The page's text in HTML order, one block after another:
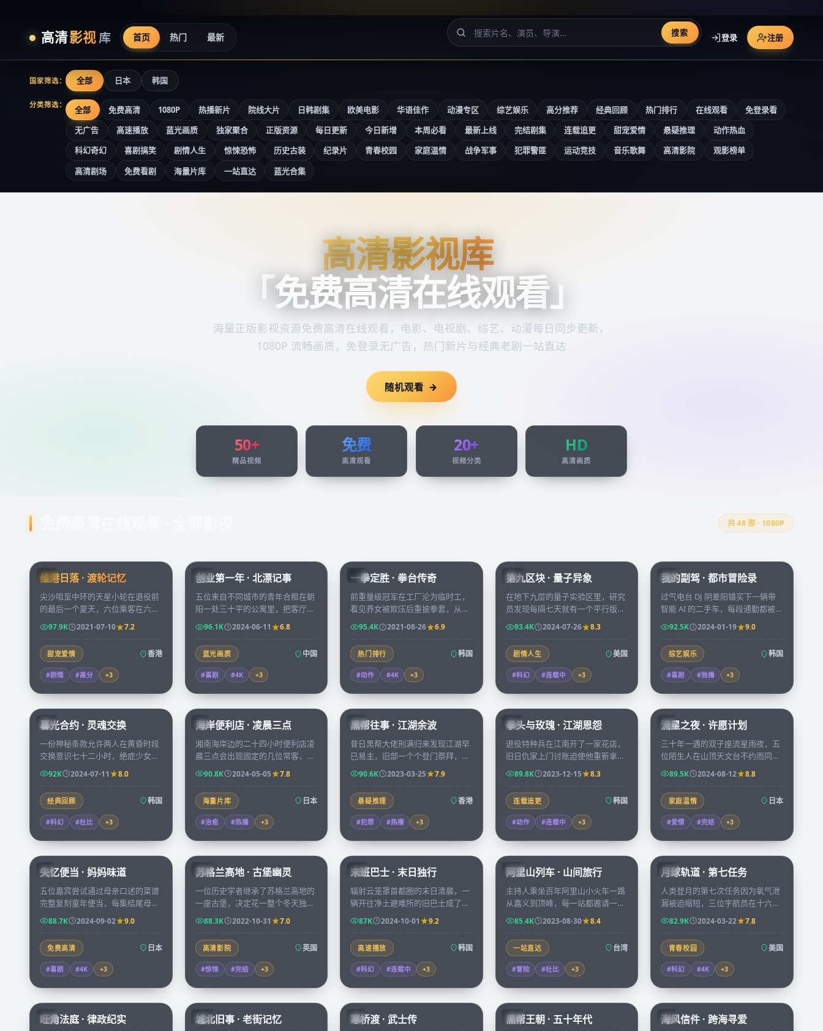
高清影视 库 首页 热门 最新 搜索 登录 注册
国家筛选： 全部 日本 韩国
分类筛选： 全部 免费高清 1080P 热播新片 院线大片 日韩剧集 欧美电影 华语佳作 动漫专区 综艺娱乐 高分推荐 经典回顾 热门排行 在线观看
免登录看
无广告
高速播放 蓝光画质 独家聚合 正版资源 每日更新 今日新增 本周必看 最新上线 完结剧集 连载追更 甜宠爱情 悬疑推理
动作热血
科幻奇幻
喜剧搞笑 剧情人生 惊悚恐怖 历史古装 纪录片 青春校园 家庭温情 战争军事 犯罪警匪 运动竞技 音乐歌舞 高清影院
观影榜单
高清剧场
免费看剧 海量片库 一站直达 蓝光合集
高清影视库
「免费高清在线观看」
海量正版影视资源免费高清在线观看，电影、电视剧、综艺、动漫每日同步更新，
1080P 流畅画质，免登录无广告，热门新片与经典老剧一站直达
随机观看
50+
精品视频
免费
高清观看
20+
视频分类
HD
高清画质
共48部 · 1080P
HK
维港日落 · 渡轮记忆
尖沙咀至中环的天星小轮在退役前
的最后一个夏天，六位乘客在六段
日落里说出彼此守了几十年的秘
密，渡轮也写完了它的告别诗。
97.9K 2021-07-10 7.2
甜宠爱情 香港
#剧情 #高分 +3
CN
创业第一年 · 北漂记事
五位来自不同城市的青年合租在朝
阳一处三十平的公寓里，把客厅当
成办公室，把厨房当成会议室，记
录创业第一年的每一次崩溃与重
启。
96.1K 2024-06-11 6.8
蓝光画质 中国
#喜剧 #4K +3
KR
一拳定胜 · 拳台传奇
前重量级冠军在工厂沦为临时工，
看见养女被欺压后重披拳套，从地
下擂台一路打回亚锦赛擂主，每一
拳都是为家人讨回的尊严。
95.4K 2021-08-26 6.9
热门排行 韩国
#动作 #4K +3
CN
第九区块 · 量子异象
在地下九层的量子实验区里，研究
员发现每隔七天就有一个平行版本
的自己出现在镜中，七个版本即将
相遇时，主时间线开始崩塌。
93.4K 2024-07-26 8.3
剧情人生 美国
#科幻 #连载中 +3
KR
我的副驾 · 都市冒险录
过气电台 DJ 阴差阳错买下一辆带
智能 AI 的二手车，每段通勤都被
AI 「指点人生」搅得鸡飞狗跳，最
后却也找回久违的勇气与心动。
92.5K 2024-01-19 9.0
综艺娱乐 韩国
#喜剧 #独播 +3
KR
99:50
暮光合约 · 灵魂交换
一份神秘条款允许两人在黄昏时段
交换意识七十二小时，绝症少女与
亡命赌徒签下契约，谁也没想到那
是一桩跨越生死的精密阴谋。
92K 2024-07-11 8.0
经典回顾 韩国
#科幻 #杜比 +3
JP
52:28
海岸便利店 · 凌晨三点
湘南海岸边的二十四小时便利店凌
晨三点会出现固定的几位常客，每
个人都带着各自的失眠故事换取一
杯关东煮的温度。
90.8K 2024-05-05 7.8
海量片库 日本
#治愈 #热播 +3
HK
99:41
黑帮往事 · 江湖余波
昔日黑帮大佬刑满归来发现江湖早
已易主，旧部一个个登门祭拜，他
在四十八小时内必须决定是退出还
是再造一段新江湖。
90.6K 2023-03-25 7.9
悬疑推理 香港
#犯罪 #热播 +3
KR
99:48
拳头与玫瑰 · 江湖恩怨
退役特种兵在江南开了一家花店，
旧日仇家上门讨账迫使他重新拿起
拳头，每一束玫瑰背后都藏着一桩
未了的恩怨。
89.8K 2023-12-15 8.3
连载追更 韩国
#动作 #连载中 +3
JP
99:55
流星之夜 · 许愿计划
三十年一遇的双子座流星雨夜，五
位陌生人在山顶天文台不约而同许
下同一个心愿，第二天他们发现彼
此命运被无形丝线连接。
89.5K 2024-08-12 8.8
家庭温情 日本
#爱情 #完结 +3
JP
59:19
失忆便当 · 妈妈味道
五位嘉宾尝试通过母亲口述的菜谱
完整复刻童年便当，每集结尾母亲
会蒙眼试吃，给出最严苛却最温柔
的打分。
88.7K 2024-09-02 9.0
免费高清 日本
#喜剧 #4K +3
CN
99:39
苏格兰高地 · 古堡幽灵
一位历史学者继承了苏格兰高地的
一座古堡，决定花一整个冬天独自
整理藏书，第一夜的钟声响起时，
她意识到自己并非堡里唯一的住
客。
88.3K 2022-10-31 7.0
高清影院 英国
#惊悚 #完结 +3
KR
99:15
末班巴士 · 末日独行
辐射云笼罩首都圈的末日清晨，一
辆开往净土避难所的旧巴士成了七
位陌生人最后的方舟，途中每一站
都让他们必须重新评估彼此。
87K 2024-10-01 9.2
高速播放 韩国
#科幻 #连载中 +3
TW
59:04
阿里山列车 · 山间旅行
主持人乘坐百年阿里山小火车一路
从嘉义到顶峰，每一站都邀请一位
当地年轻人聊自己留在山里的理
由，沿途风景与人物相互照亮。
85.4K 2023-08-30 8.4
一站直达 台湾
#冒险 #杜比 +3
CN
99:57
月球轨道 · 第七任务
人类登月的第七次任务因为氧气泄
漏被迫缩短，三位宇航员在十六小
时倒计时里必须维修飞船同时完成
一项关键的地外勘察。
82.9K 2024-03-22 7.8
青春校园 美国
#科幻 #4K +3
HK
45:15
旺角法庭 · 律政纪实 CN
99:17
城北旧事 · 老街记忆 JP
99:29
寒桥渡 · 武士传 CN
69:14
黑帮王朝 · 五十年代 KR
97:58
海风信件 · 跨海寻爱